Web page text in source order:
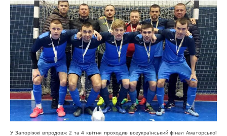
У Запоріжжі впродовж 2 та 4 квітня проходив всеукраїнський фінал Аматорської